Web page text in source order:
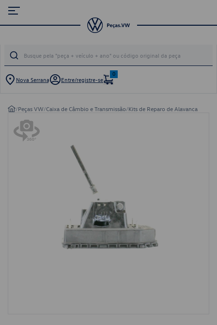
Nova Serrana Entre/registre-se
0
/Peças VW/Caixa de Câmbio e Transmissão/Kits de Reparo de Alavanca